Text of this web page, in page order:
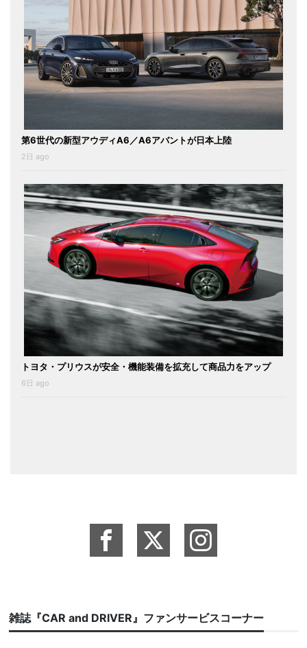
第6世代の新型アウディA6／A6アバントが日本上陸
2日 ago
トヨタ・プリウスが安全・機能装備を拡充して商品力をアップ
6日 ago
雑誌『CAR and DRIVER』ファンサービスコーナー